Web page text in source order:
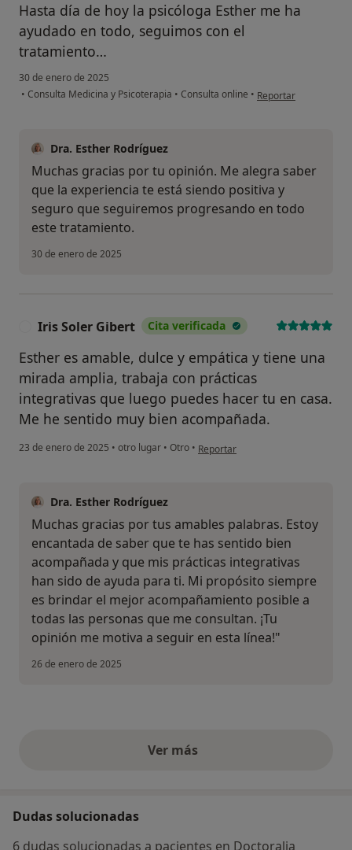
Hasta día de hoy la psicóloga Esther me ha
ayudado en todo, seguimos con el
tratamiento…
30 de enero de 2025
• Consulta Medicina y Psicoterapia • Consulta online • en opinión del
Reportar
Dra. Esther Rodríguez
Muchas gracias por tu opinión. Me alegra saber
que la experiencia te está siendo positiva y
seguro que seguiremos progresando en todo
este tratamiento.
30 de enero de 2025
Iris Soler Gibert Cita verificada
Esther es amable, dulce y empática y tiene una
mirada amplia, trabaja con prácticas
integrativas que luego puedes hacer tu en casa.
Me he sentido muy bien acompañada.
23 de enero de 2025 • otro lugar • Otro • en opinión del usuario Iris Soler
Reportar
Dra. Esther Rodríguez
Muchas gracias por tus amables palabras. Estoy
encantada de saber que te has sentido bien
acompañada y que mis prácticas integrativas
han sido de ayuda para ti. Mi propósito siempre
es brindar el mejor acompañamiento posible a
todas las personas que me consultan. ¡Tu
opinión me motiva a seguir en esta línea!"
26 de enero de 2025
Ver másopiniones anteriores
Dudas solucionadas
6 dudas solucionadas a pacientes en Doctoralia